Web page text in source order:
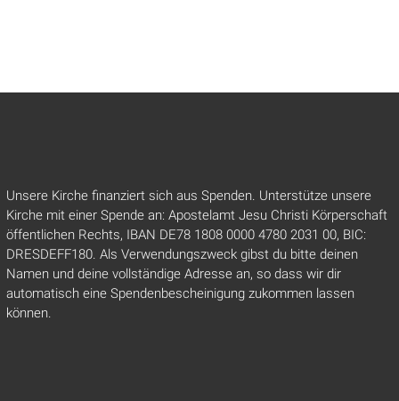
Unsere Kirche finanziert sich aus Spenden. Unterstütze unsere
Kirche mit einer Spende an: Apostelamt Jesu Christi Körperschaft
öffentlichen Rechts, IBAN DE78 1808 0000 4780 2031 00, BIC:
DRESDEFF180. Als Verwendungszweck gibst du bitte deinen
Namen und deine vollständige Adresse an, so dass wir dir
automatisch eine Spendenbescheinigung zukommen lassen
können.